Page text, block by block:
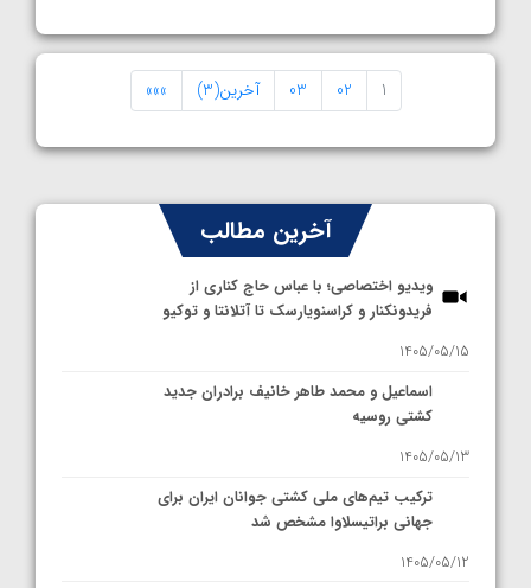
1
02
03 آخرین(3) »»»
آخرین مطالب
ویدیو اختصاصی؛ با عباس حاج کناری از
فریدونکنار و کراسنویارسک تا آتلانتا و توکیو
1405/05/15
اسماعیل و محمد طاهر خانیف برادران جدید
کشتی روسیه
1405/05/13
ترکیب تیم‌های ملی کشتی جوانان ایران برای
جهانی براتیسلاوا مشخص شد
1405/05/12